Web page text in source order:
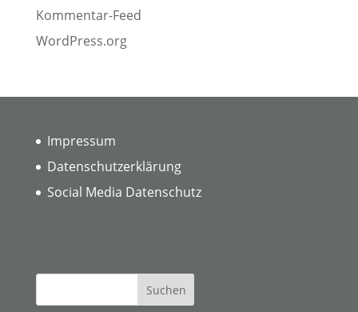
Kommentar-Feed
WordPress.org
Impressum
Datenschutzerklärung
Social Media Datenschutz